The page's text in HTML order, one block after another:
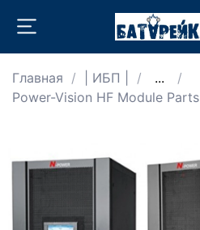
Главная | ИБП |
...
Power-Vision HF Module Parts